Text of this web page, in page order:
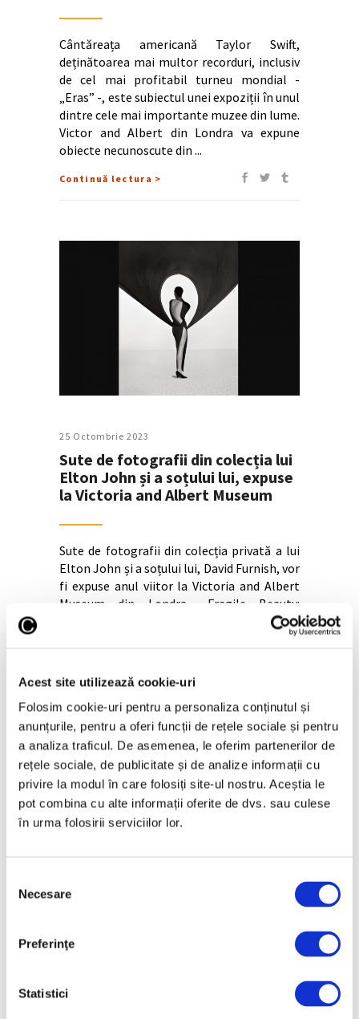
Acest site utilizează cookie-uri
Folosim cookie-uri pentru a personaliza conținutul și
anunțurile, pentru a oferi funcții de rețele sociale și pentru
a analiza traficul. De asemenea, le oferim partenerilor de
rețele sociale, de publicitate și de analize informații cu
privire la modul în care folosiți site-ul nostru. Aceștia le
pot combina cu alte informații oferite de dvs. sau culese
în urma folosirii serviciilor lor.
consimțământului
Necesare
Preferinţe
Statistici
Cântăreața americană Taylor Swift,
deținătoarea mai multor recorduri, inclusiv
de cel mai profitabil turneu mondial -
„Eras” -, este subiectul unei expoziții în unul
dintre cele mai importante muzee din lume.
Victor and Albert din Londra va expune
obiecte necunoscute din
Continuă lectura >
25 Octombrie 2023
Sute de fotografii din colecția lui
Elton John și a soțului lui, expuse
la Victoria and Albert Museum
Sute de fotografii din colecția privată a lui
Elton John și a soțului lui, David Furnish, vor
fi expuse anul viitor la Victoria and Albert
Museum din Londra. „Fragile Beauty:
Photographs from the Sir Elton John and
Pavilionul de Arte Aplicate al V&A